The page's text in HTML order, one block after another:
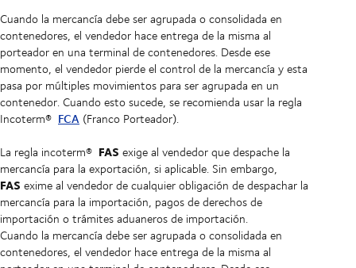
Cuando la mercancía debe ser agrupada o consolidada en
contenedores, el vendedor hace entrega de la misma al
porteador en una terminal de contenedores. Desde ese
momento, el vendedor pierde el control de la mercancía y esta
pasa por múltiples movimientos para ser agrupada en un
contenedor. Cuando esto sucede, se recomienda usar la regla
Incoterm® FCA (Franco Porteador).
La regla incoterm® FAS exige al vendedor que despache la
mercancía para la exportación, si aplicable. Sin embargo,
FAS exime al vendedor de cualquier obligación de despachar la
mercancía para la importación, pagos de derechos de
importación o trámites aduaneros de importación.
Cuando la mercancía debe ser agrupada o consolidada en
contenedores, el vendedor hace entrega de la misma al